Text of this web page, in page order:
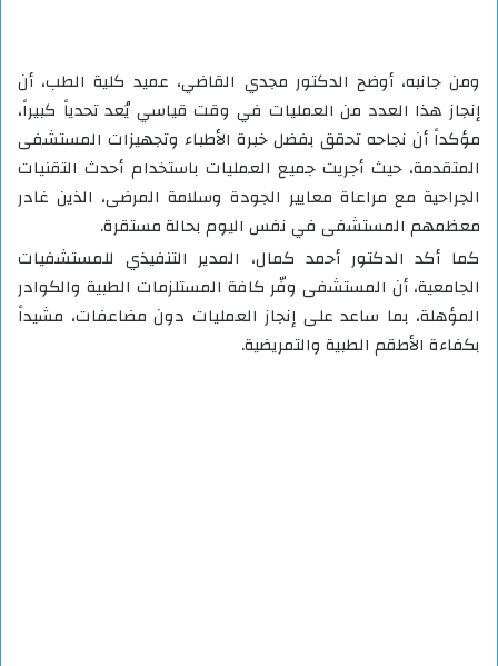
ومن جانبه، أوضح الدكتور مجدي القاضي، عميد كلية الطب، أن
إنجاز هذا العدد من العمليات في وقت قياسي يُعد تحدياً كبيراً،
مؤكداً أن نجاحه تحقق بفضل خبرة الأطباء وتجهيزات المستشفى
المتقدمة، حيث أجريت جميع العمليات باستخدام أحدث التقنيات
الجراحية مع مراعاة معايير الجودة وسلامة المرضى، الذين غادر
معظمهم المستشفى في نفس اليوم بحالة مستقرة.
كما أكد الدكتور أحمد كمال، المدير التنفيذي للمستشفيات
الجامعية، أن المستشفى وفّر كافة المستلزمات الطبية والكوادر
المؤهلة، بما ساعد على إنجاز العمليات دون مضاعفات، مشيداً
بكفاءة الأطقم الطبية والتمريضية.